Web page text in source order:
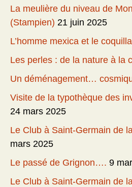
La meulière du niveau de
(Stampien) 21 juin 2025
L’homme mexica et le
Les perles : de la nature à la
Un déménagement…
Visite de la typothèque des
24 mars 2025
Le Club à Saint-Germain de
mars 2025
Le passé de Grignon…. 9
Le Club à Saint-Germain de